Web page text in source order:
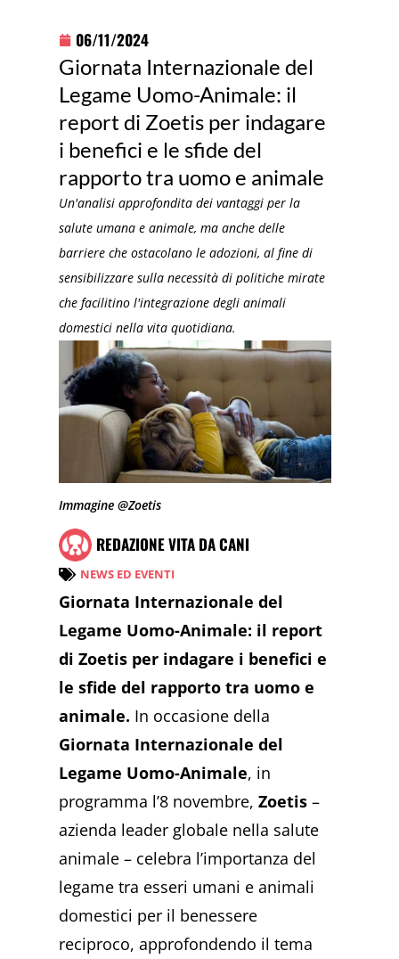
06/11/2024
Giornata Internazionale del
Legame Uomo-Animale: il
report di Zoetis per indagare
i benefici e le sfide del
rapporto tra uomo e animale
Un'analisi approfondita dei vantaggi per la
salute umana e animale, ma anche delle
barriere che ostacolano le adozioni, al fine di
sensibilizzare sulla necessità di politiche mirate
che facilitino l'integrazione degli animali
domestici nella vita quotidiana.
Immagine @Zoetis
REDAZIONE VITA DA CANI
NEWS ED EVENTI
Giornata Internazionale del
Legame Uomo-Animale: il report
di Zoetis per indagare i benefici e
le sfide del rapporto tra uomo e
animale. In occasione della
Giornata Internazionale del
Legame Uomo-Animale, in
programma l’8 novembre,Zoetis –
azienda leader globale nella salute
animale – celebra l’importanza del
legame tra esseri umani e animali
domestici per il benessere
reciproco, approfondendo il tema